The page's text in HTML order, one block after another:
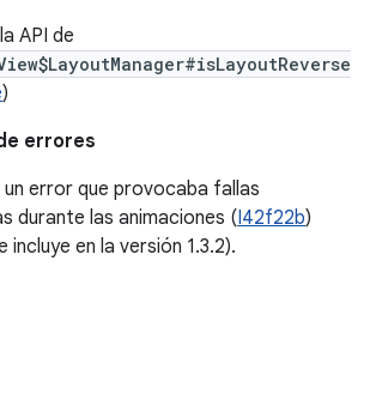
API de
)
errores
error que provocaba fallas
durante las animaciones (I42f22b)
incluye en la versión 1.3.2).